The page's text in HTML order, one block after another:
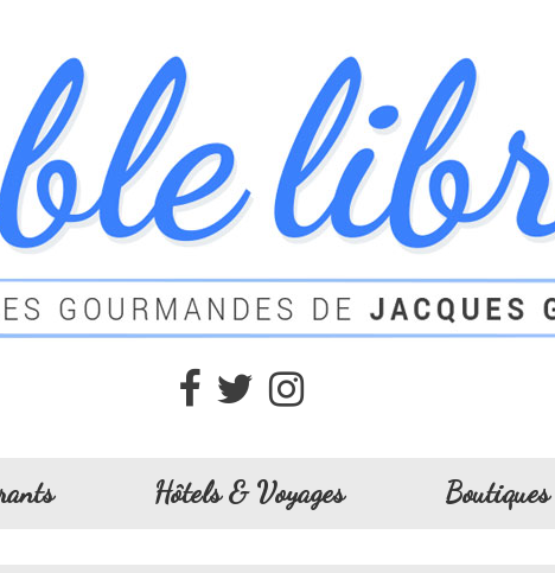
Hôtels & Voyages